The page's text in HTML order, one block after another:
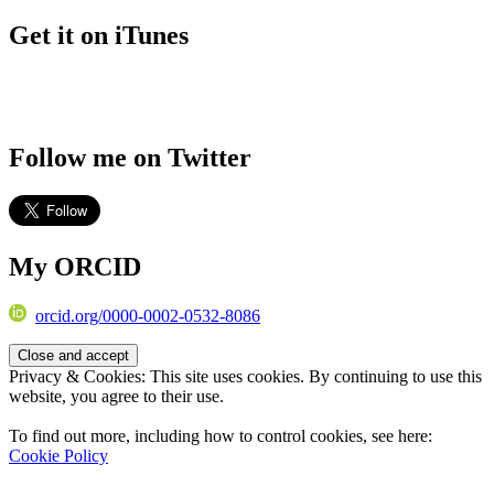
Get it on iTunes
Follow me on Twitter
My ORCID
orcid.org/0000-0002-0532-8086
Privacy & Cookies: This site uses cookies. By continuing to use this
website, you agree to their use.
To find out more, including how to control cookies, see here:
Cookie Policy